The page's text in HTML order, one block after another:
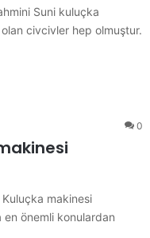
Suni kuluçka
civcivler hep olmuştur.
0
makinesi
en önemli konulardan